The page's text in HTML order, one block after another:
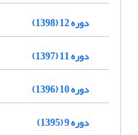
دوره 12 (1398)
دوره 11 (1397)
دوره 10 (1396)
دوره 9 (1395)